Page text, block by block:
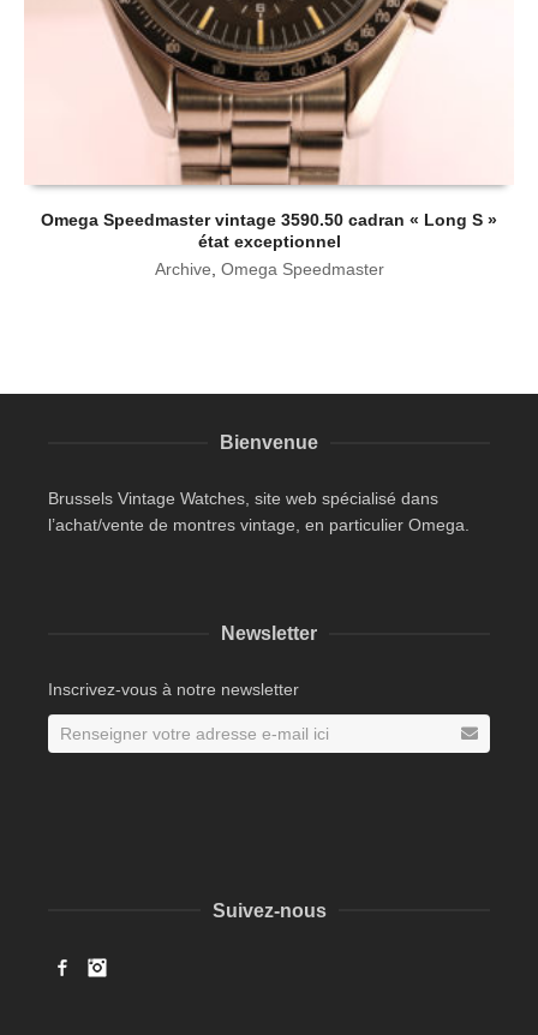
Omega Speedmaster vintage 3590.50 cadran « Long S »
état exceptionnel
Archive, Omega Speedmaster
Bienvenue
Brussels Vintage Watches, site web spécialisé dans
l’achat/vente de montres vintage, en particulier Omega.
Newsletter
Inscrivez-vous à notre newsletter
Suivez-nous
Facebook